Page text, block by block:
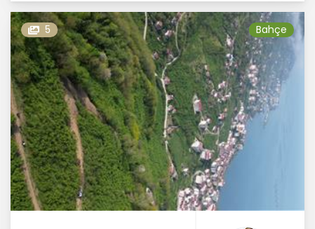
5 Bahçe